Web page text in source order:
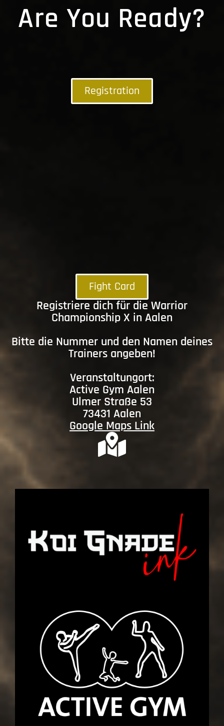
Are You Ready?
Registration
Fight Card
Registriere dich für die Warrior
Championship X in Aalen
Bitte die Nummer und den Namen deines
Trainers angeben!
Veranstaltungort:
Active Gym Aalen
Ulmer Straße 53
73431 Aalen
Google Maps Link